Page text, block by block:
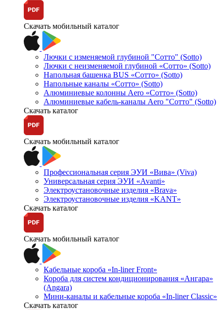
Скачать мобильный каталог
Лючки с изменяемой глубиной "Сотто" (Sotto)
Лючки с неизменяемой глубиной «Сотто» (Sotto)
Напольная башенка BUS «Сотто» (Sotto)
Напольные каналы «Сотто» (Sotto)
Алюминиевые колонны Aero «Сотто» (Sotto)
Алюминиевые кабель-каналы Aero "Сотто" (Sotto)
Скачать каталог
Скачать мобильный каталог
Профессиональная серия ЭУИ «Вива» (Viva)
Универсальная серия ЭУИ «Avanti»
Электроустановочные изделия «Brava»
Электроустановочные изделия «KANT»
Скачать каталог
Скачать мобильный каталог
Кабельные короба «In-liner Front»
Короба для систем кондиционирования «Ангара»
(Angara)
Мини-каналы и кабельные короба «In-liner Classic»
Скачать каталог